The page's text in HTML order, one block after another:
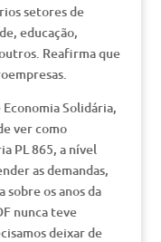
setores de
educação,
Reafirma que
Solidária,
ver como
PL 865, a nível
as demandas,
os anos da
nunca teve
deixar de